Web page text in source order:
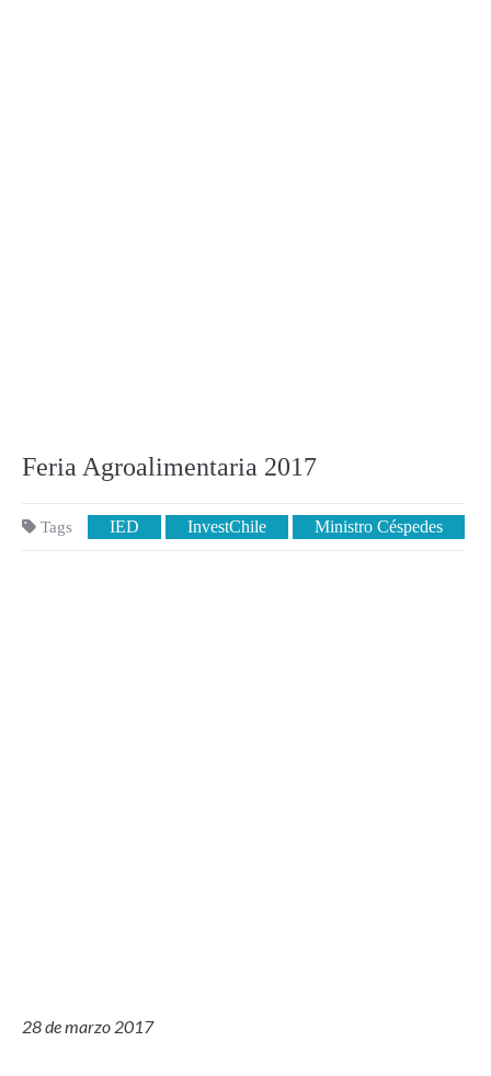
Feria Agroalimentaria 2017
Tags IED InvestChile Ministro Céspedes
28 de marzo 2017